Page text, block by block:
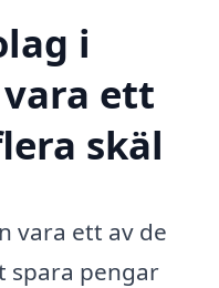
i
ett
skäl
vara ett av de
spara pengar